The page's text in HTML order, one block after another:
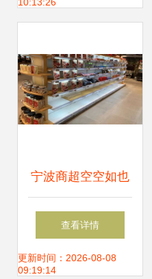
宁波商超空空如也
货架惊艳与消费困
局的真实解读
查看详情
更新时间：2026-08-08
09:19:14